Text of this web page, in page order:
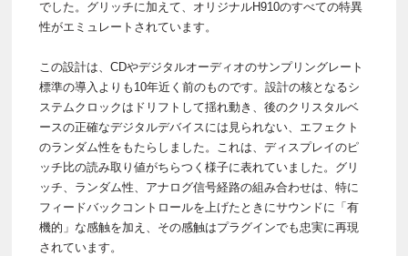
でした。グリッチに加えて、オリジナルH910のすべての特異
性がエミュレートされています。
この設計は、CDやデジタルオーディオのサンプリングレート
標準の導入よりも10年近く前のものです。設計の核となるシ
ステムクロックはドリフトして揺れ動き、後のクリスタルベ
ースの正確なデジタルデバイスには見られない、エフェクト
のランダム性をもたらしました。これは、ディスプレイのピ
ッチ比の読み取り値がちらつく様子に表れていました。グリ
ッチ、ランダム性、アナログ信号経路の組み合わせは、特に
フィードバックコントロールを上げたときにサウンドに「有
機的」な感触を加え、その感触はプラグインでも忠実に再現
されています。